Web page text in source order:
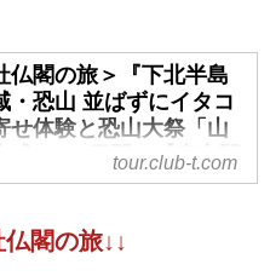
紹介をしています。ツア
のお申込ならクラブツー
。
仏閣の旅＞『下北半島
・恐山 並ばずにイタコ
せ体験と恐山大祭「山
式」 2日間』【東京駅
｜クラブツーリズム
山 並ばずにイタコの口寄せ
tour.club-t.com
閣の旅↓↓